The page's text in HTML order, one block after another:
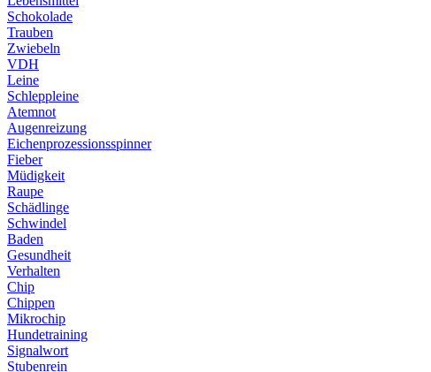
Schokolade
Trauben
Zwiebeln
VDH
Leine
Schleppleine
Atemnot
Augenreizung
Eichenprozessionsspinner
Fieber
Müdigkeit
Raupe
Schädlinge
Schwindel
Baden
Gesundheit
Verhalten
Chip
Chippen
Mikrochip
Hundetraining
Signalwort
Stubenrein